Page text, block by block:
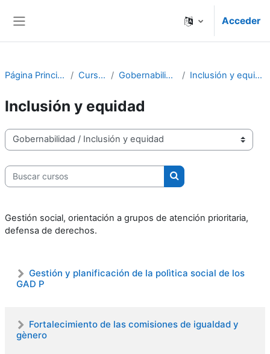
Acceder
Página Principal Cursos Gobernabilidad Inclusión y equidad
Inclusión y equidad
Categorías
Buscar cursos
Buscar cursos
Gestión social, orientación a grupos de atención prioritaria,
defensa de derechos.
Gestión y planificación de la polìtica social de los
GAD P
Mario Sàenz
Fortalecimiento de las comisiones de igualdad y
gènero
Mario Sàenz